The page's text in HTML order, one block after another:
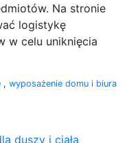
Na stronie
logistykę
w celu uniknięcia
, wyposażenie domu i biura
duszy i ciała